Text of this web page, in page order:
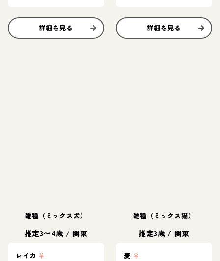
詳細を見る 詳細を見る
雑種（ミックス犬）
推定3〜4歳 / 関東
レイカ ♀
雑種（ミックス猫）
推定3歳 / 関東
麦 ♀